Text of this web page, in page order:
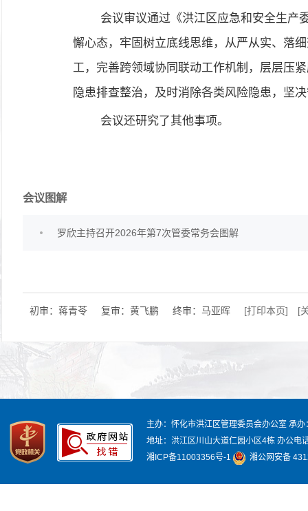
会议审议通过《洪江区应急和安全生产
懈心态，牢固树立底线思维，从严从实、落
工，完善跨领域协同联动工作机制，层层压
隐患排查整治，及时消除各类风险隐患，坚
会议还研究了其他事项。
会议图解
罗欣主持召开2026年第7次管委常务会图解
初审：蒋青苓 复审：黄飞鹏 终审：马亚晖 [打印本页] [
主办：怀化市洪江区管理委员会办公室 承办
地址：洪江区川山大道仁园小区4栋 办公电
湘ICP备11003356号-1
湘公网安备